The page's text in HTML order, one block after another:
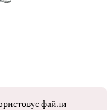
файли